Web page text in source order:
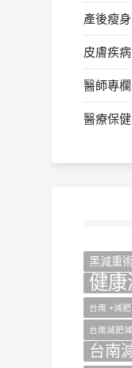
產後瘦身
皮膚疾病
醫師專欄
醫療保健
黑減重
健康
台南 +減
台南減肥
台南